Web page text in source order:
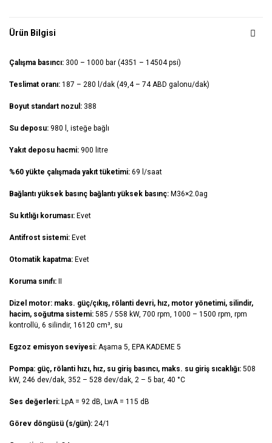
Ürün Bilgisi
Çalışma basıncı: 300 – 1000 bar (4351 – 14504 psi)
Teslimat oranı: 187 – 280 l/dak (49,4 – 74 ABD galonu/dak)
Boyut standart nozul: 388
Su deposu: 980 l, isteğe bağlı
Yakıt deposu hacmi: 900 litre
%60 yükte çalışmada yakıt tüketimi: 69 l/saat
Bağlantı yüksek basınç bağlantı yüksek basınç: M36×2.0ag
Su kıtlığı koruması: Evet
Antifrost sistemi: Evet
Otomatik kapatma: Evet
Koruma sınıfı:
Dizel motor: maks. güç/çıkış, rölanti devri, hız, motor yönetimi, silindir,
hacim, soğutma sistemi: 585 / 558 kW, 700 rpm, 1000 – 1500 rpm, rpm
kontrollü, 6 silindir, 16120 cm³, su
Egzoz emisyon seviyesi: Aşama 5, EPA KADEME 5
Pompa: güç, rölanti hızı, hız, su giriş basıncı, maks. su giriş sıcaklığı: 508
kW, 246 dev/dak, 352 – 528 dev/dak, 2 – 5 bar, 40 °C
Ses değerleri: LpA = 92 dB, LwA = 115 dB
Görev döngüsü (s/gün): 24/1